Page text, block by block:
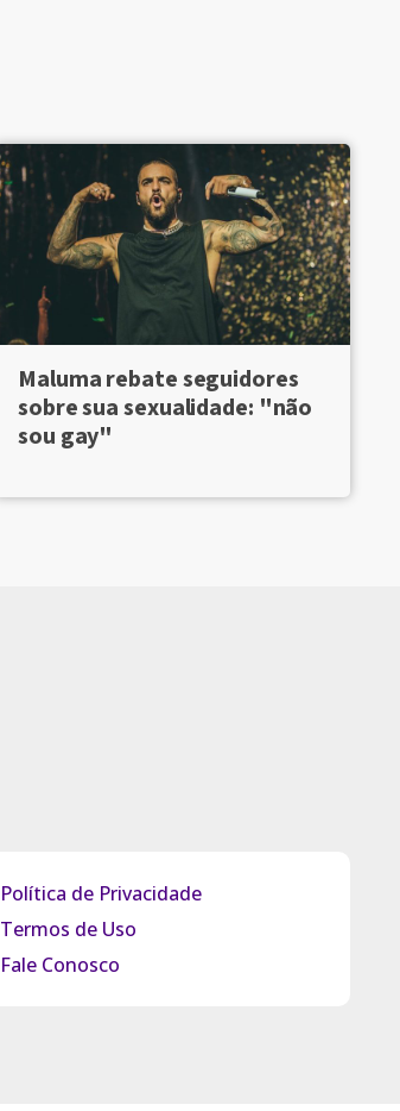
Maluma rebate seguidores
sobre sua sexualidade: "não
sou gay"
Política de Privacidade
Termos de Uso
Fale Conosco